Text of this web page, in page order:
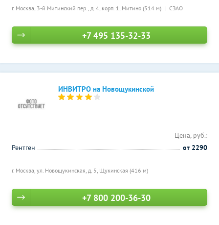
г. Москва, 3-й Митинский пер., д. 4, корп. 1, Митино (514 м) СЗАО
+7 495 135-32-33
ИНВИТРО на Новощукинской
г. Москва, ул. Новощукинская, д. 5, Щукинская (416 м)
Цена, руб.:
Рентген
от 2290
+7 800 200-36-30